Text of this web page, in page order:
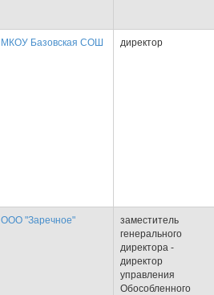
МКОУ Базовская СОШ директор
ООО "Заречное"
заместитель
генерального
директора -
директор
управления
Обособленного